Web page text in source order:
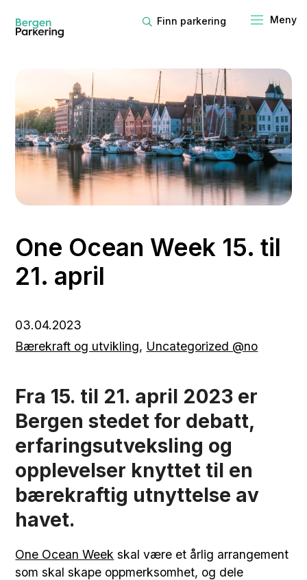
Finn parkering
One Ocean Week 15. til
21. april
03.04.2023
Bærekraft og utvikling, Uncategorized @no
Fra 15. til 21. april 2023 er
Bergen stedet for debatt,
erfaringsutveksling og
opplevelser knyttet til en
bærekraftig utnyttelse av
havet.
One Ocean Week skal være et årlig arrangement
som skal skape oppmerksomhet, og dele